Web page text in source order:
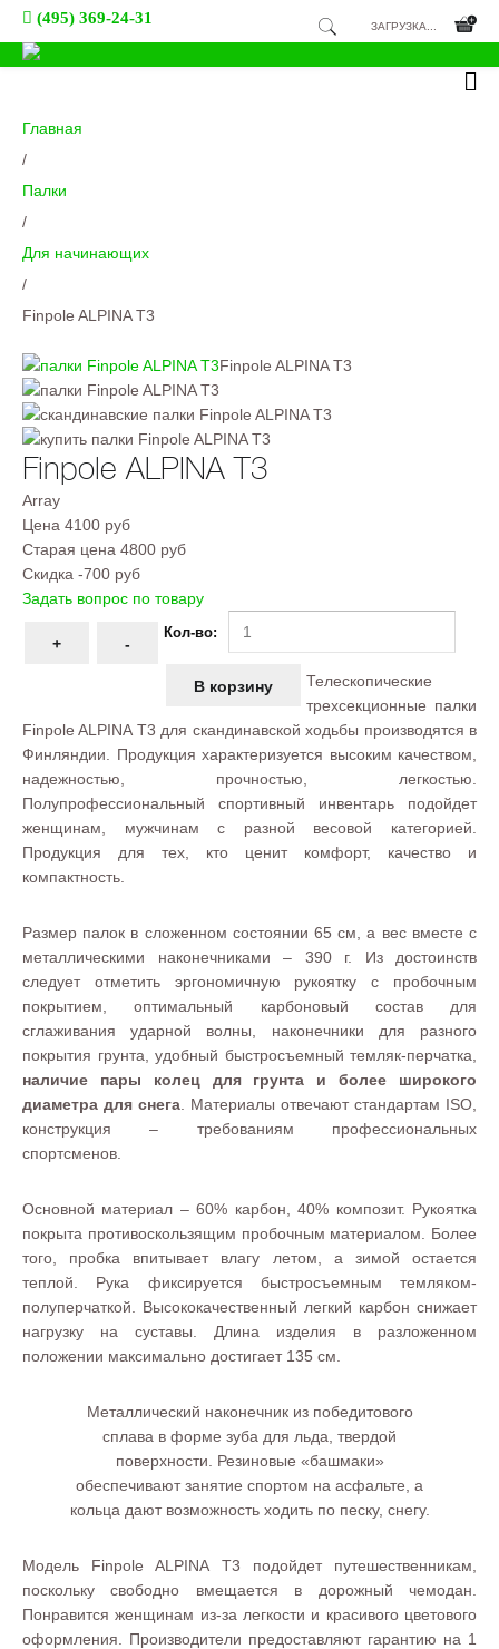
(495) 369-24-31 ЗАГРУЗКА...
Главная
/
Палки
/
Для начинающих
/
Finpole ALPINA T3
Finpole ALPINA T3
Finpole ALPINA T3
Array
Цена 4100 руб
Старая цена 4800 руб
Скидка -700 руб
Задать вопрос по товару
Кол-во:
Телескопические
трехсекционные палки
Finpole ALPINA Т3 для скандинавской ходьбы производятся в
Финляндии. Продукция характеризуется высоким качеством,
надежностью, прочностью, легкостью.
Полупрофессиональный спортивный инвентарь подойдет
женщинам, мужчинам с разной весовой категорией.
Продукция для тех, кто ценит комфорт, качество и
компактность.
Размер палок в сложенном состоянии 65 см, а вес вместе с
металлическими наконечниками – 390 г. Из достоинств
следует отметить эргономичную рукоятку с пробочным
покрытием, оптимальный карбоновый состав для
сглаживания ударной волны, наконечники для разного
покрытия грунта, удобный быстросъемный темляк-перчатка,
наличие пары колец для грунта и более широкого
диаметра для снега . Материалы отвечают стандартам ISO,
конструкция – требованиям профессиональных
спортсменов.
Основной материал – 60% карбон, 40% композит. Рукоятка
покрыта противоскользящим пробочным материалом. Более
того, пробка впитывает влагу летом, а зимой остается
теплой. Рука фиксируется быстросъемным темляком-
полуперчаткой. Высококачественный легкий карбон снижает
нагрузку на суставы. Длина изделия в разложенном
положении максимально достигает 135 см.
Металлический наконечник из победитового
сплава в форме зуба для льда, твердой
поверхности. Резиновые «башмаки»
обеспечивают занятие спортом на асфальте, а
кольца дают возможность ходить по песку, снегу.
Модель Finpole ALPINA Т3 подойдет путешественникам,
поскольку свободно вмещается в дорожный чемодан.
Понравится женщинам из-за легкости и красивого цветового
оформления. Производители предоставляют гарантию на 1